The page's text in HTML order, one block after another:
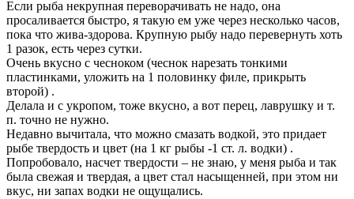
Если рыба некрупная переворачивать не надо, она
просаливается быстро, я такую ем уже через несколько часов,
пока что жива-здорова. Крупную рыбу надо перевернуть хоть
1 разок, есть через сутки.
Очень вкусно с чесноком (чеснок нарезать тонкими
пластинками, уложить на 1 половинку филе, прикрыть
второй) .
Делала и с укропом, тоже вкусно, а вот перец, лаврушку и т.
п. точно не нужно.
Недавно вычитала, что можно смазать водкой, это придает
рыбе твердость и цвет (на 1 кг рыбы -1 ст. л. водки) .
Попробовало, насчет твердости – не знаю, у меня рыба и так
была свежая и твердая, а цвет стал насыщенней, при этом ни
вкус, ни запах водки не ощущались.